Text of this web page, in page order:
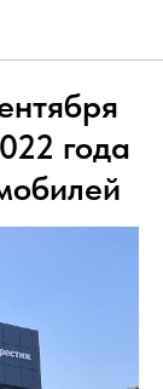
года